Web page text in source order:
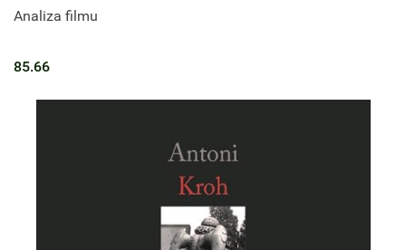
Analiza filmu
85.66